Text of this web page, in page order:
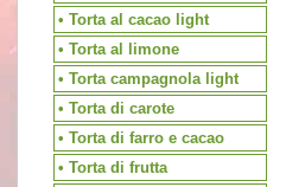
• Torta al cacao light
• Torta al limone
• Torta campagnola light
• Torta di carote
• Torta di farro e cacao
• Torta di frutta